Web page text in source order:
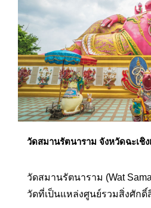
แน่นในทุกๆ วัน นอกจากนี้นักท่
สามารถเที่ยวชมความงามขอ
การะองค์พระพุทธรูปปางต่าง
ภายในวัดเพื่อความเป็นสิริมง
วัดสมานรัตนาราม จังหวัดฉะเชิง
วัดสมานรัตนาราม (Wat
วัดที่เป็นแหล่งศูนย์รวมสิ่งศัก